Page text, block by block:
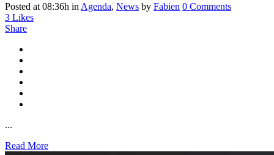
Posted at 08:36h in Agenda, News by Fabien 0 Comments
3 Likes
Share
...
Read More